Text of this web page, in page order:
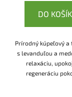
DO
Prírodný kúpeľový a
s levanduľou a
relaxáciu,
regeneráciu